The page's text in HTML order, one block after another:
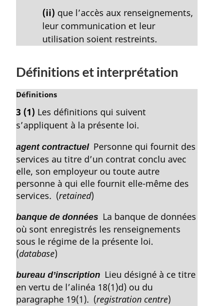
(ii) que l’accès aux renseignements,
leur communication et leur
utilisation soient restreints.
Définitions et interprétation
N
t
e
a
r
g
i
n
a
l
e
:
Définitions
3 (1) Les définitions qui suivent
s’appliquent à la présente loi.
agent contractuelPersonne qui fournit des
services au titre d’un contrat conclu avec
elle, son employeur ou toute autre
personne à qui elle fournit elle-même des
services. (retained)
banque de données La banque de données
où sont enregistrés les renseignements
sous le régime de la présente loi.
(database)
bureau d’inscription Lieu désigné à ce titre
en vertu de l’alinéa 18(1)d) ou du
paragraphe 19(1). (registration centre)